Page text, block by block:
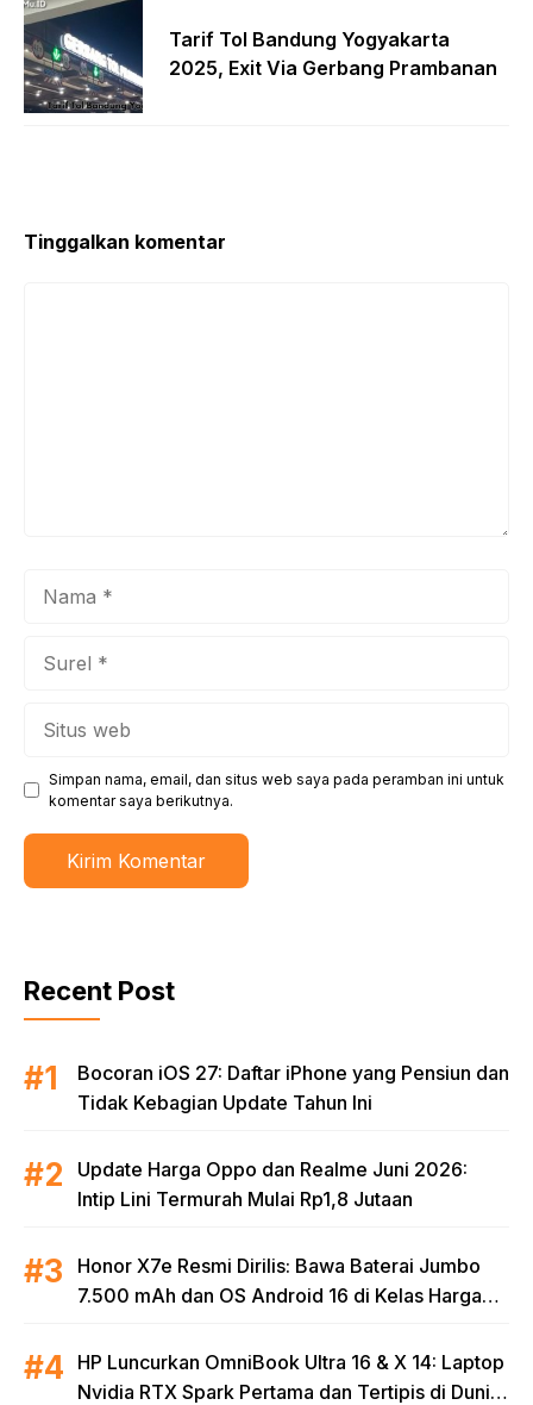
Tarif Tol Bandung Yogyakarta
2025, Exit Via Gerbang Prambanan
Tinggalkan komentar
Simpan nama, email, dan situs web saya pada peramban ini untuk
komentar saya berikutnya.
Recent Post
Bocoran iOS 27: Daftar iPhone yang Pensiun dan
Tidak Kebagian Update Tahun Ini
Update Harga Oppo dan Realme Juni 2026:
Intip Lini Termurah Mulai Rp1,8 Jutaan
Honor X7e Resmi Dirilis: Bawa Baterai Jumbo
7.500 mAh dan OS Android 16 di Kelas Harga
HP Luncurkan OmniBook Ultra 16 & X 14: Laptop
Nvidia RTX Spark Pertama dan Tertipis di Dunia